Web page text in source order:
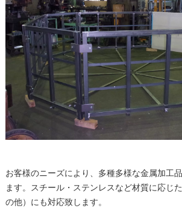
お客様のニーズにより、多種多様な金属加工
ます。スチール・ステンレスなど材質に応じ
の他）にも対応致します。